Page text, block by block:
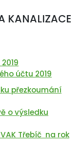
KANALIZACE
účtu 2019
přezkoumání
o výsledku
Třebíč na rok